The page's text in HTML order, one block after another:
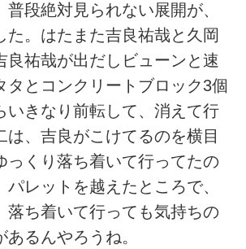
段絶対見られない展開が、
た。はたまた吉良祐哉と久岡
良祐哉が出だしビューンと速
タとコンクリートブロック3個
いきなり前転して、消えて行
は、吉良がこけてるのを横目
っくり落ち着いて行ってたの
パレットを越えたところで、
落ち着いて行っても気持ちの
るんやろうね。